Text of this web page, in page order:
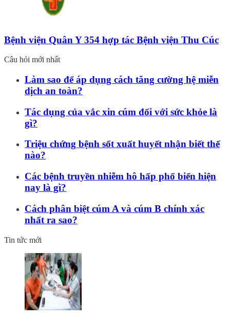
Bệnh viện Quân Y 354 hợp tác Bệnh viện Thu Cúc
Câu hỏi mới nhất
Làm sao để áp dụng cách tăng cường hệ miễn
dịch an toàn?
Tác dụng của vắc xin cúm đối với sức khỏe là
gì?
Triệu chứng bệnh sốt xuất huyết nhận biết thế
nào?
Các bệnh truyền nhiễm hô hấp phổ biến hiện
nay là gì?
Cách phân biệt cúm A và cúm B chính xác
nhất ra sao?
Tin tức mới